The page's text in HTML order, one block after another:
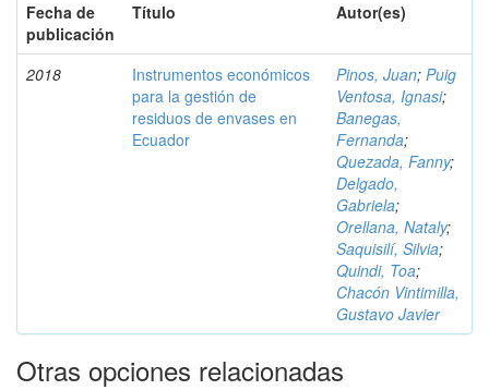
Fecha de
publicación
Título Autor(es)
2018
Instrumentos económicos
para la gestión de
residuos de envases en
Ecuador
Pinos, Juan; Puig
Ventosa, Ignasi;
Banegas,
Fernanda;
Quezada, Fanny;
Delgado,
Gabriela;
Orellana, Nataly;
Saquisilí, Silvia;
Quindi, Toa;
Chacón Vintimilla,
Gustavo Javier
Otras opciones relacionadas